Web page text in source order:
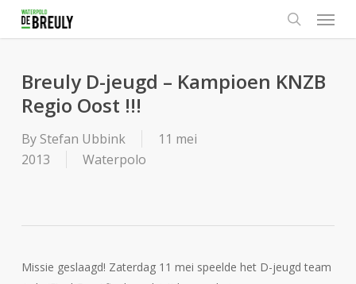
search
Menu
Breuly D-jeugd – Kampioen KNZB
Regio Oost !!!
By Stefan Ubbink
11 mei
2013
Waterpolo
Missie geslaagd! Zaterdag 11 mei speelde het D-jeugd team